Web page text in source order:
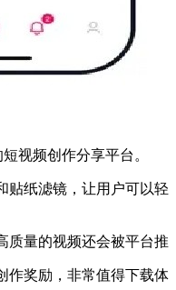
视频创作分享平台。
纸滤镜，让用户可以轻
量的视频还会被平台推
奖励，非常值得下载体